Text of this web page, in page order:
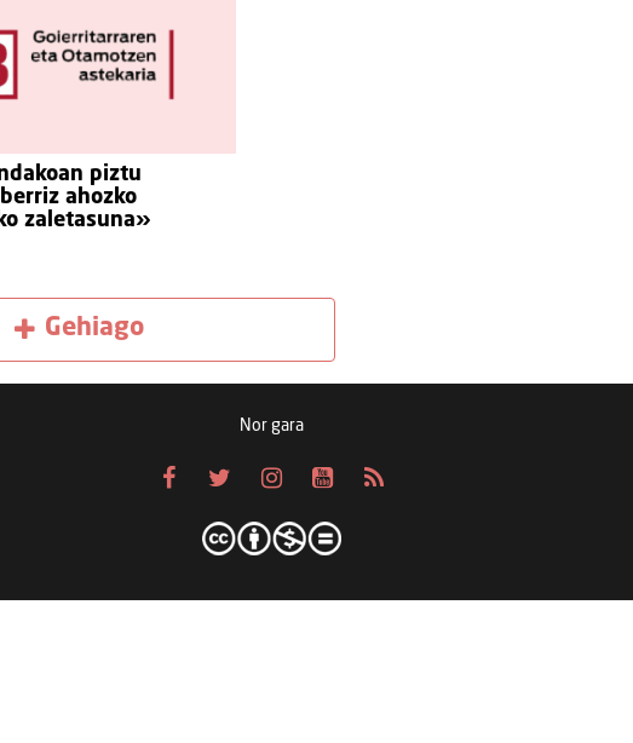
piztu
ahozko
zaletasuna»
Gehiago
Nor gara